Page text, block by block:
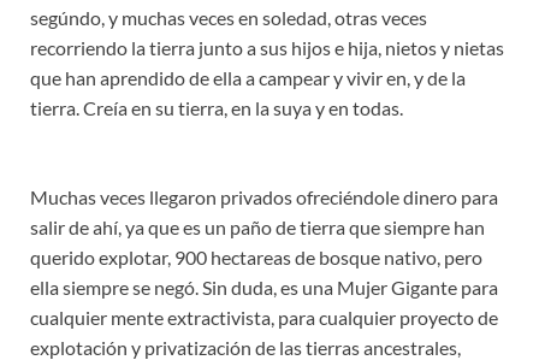
segúndo, y muchas veces en soledad, otras veces
recorriendo la tierra junto a sus hijos e hija, nietos y nietas
que han aprendido de ella a campear y vivir en, y de la
tierra. Creía en su tierra, en la suya y en todas.
Muchas veces llegaron privados ofreciéndole dinero para
salir de ahí, ya que es un paño de tierra que siempre han
querido explotar, 900 hectareas de bosque nativo, pero
ella siempre se negó. Sin duda, es una Mujer Gigante para
cualquier mente extractivista, para cualquier proyecto de
explotación y privatización de las tierras ancestrales,